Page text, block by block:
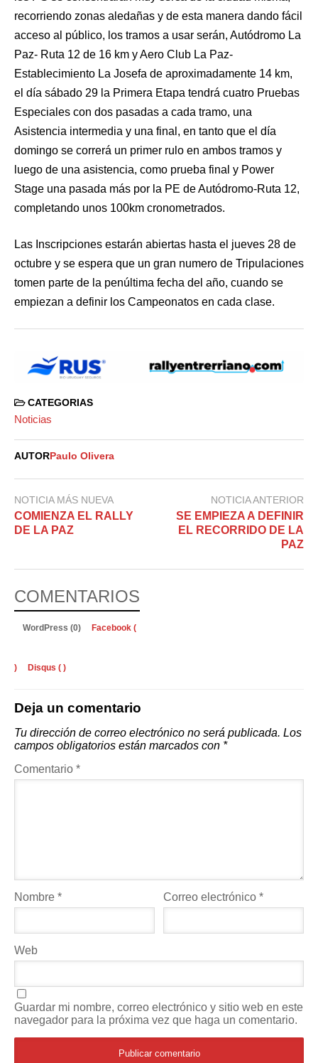
recorriendo zonas aledañas y de esta manera dando fácil
acceso al público, los tramos a usar serán, Autódromo La
Paz- Ruta 12 de 16 km y Aero Club La Paz-
Establecimiento La Josefa de aproximadamente 14 km,
el día sábado 29 la Primera Etapa tendrá cuatro Pruebas
Especiales con dos pasadas a cada tramo, una
Asistencia intermedia y una final, en tanto que el día
domingo se correrá un primer rulo en ambos tramos y
luego de una asistencia, como prueba final y Power
Stage una pasada más por la PE de Autódromo-Ruta 12,
completando unos 100km cronometrados.
Las Inscripciones estarán abiertas hasta el jueves 28 de
octubre y se espera que un gran numero de Tripulaciones
tomen parte de la penúltima fecha del año, cuando se
empiezan a definir los Campeonatos en cada clase.
CATEGORIAS
Noticias
AUTOR Paulo Olivera
NOTICIA MÁS NUEVA
COMIENZA EL RALLY
DE LA PAZ
NOTICIA ANTERIOR
SE EMPIEZA A DEFINIR
EL RECORRIDO DE LA
PAZ
COMENTARIOS
WordPress (0) Facebook (
) Disqus ( )
Deja un comentario
Tu dirección de correo electrónico no será publicada. Los
campos obligatorios están marcados con *
Comentario *
Nombre * Correo electrónico*
Web
Guardar mi nombre, correo electrónico y sitio web en este
navegador para la próxima vez que haga un comentario.